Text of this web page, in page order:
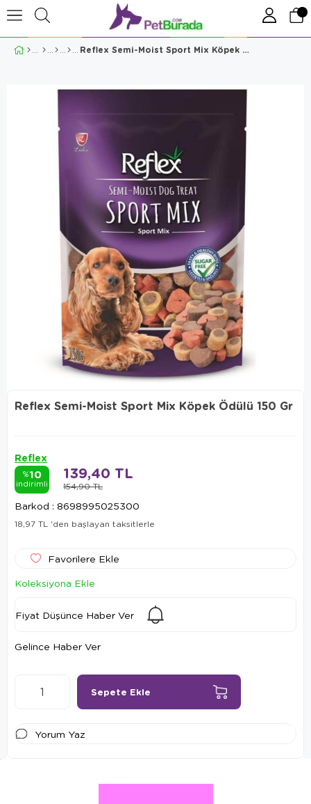
Reflex Semi-Moist Sport Mix Köpek Ödülü 150 Gr
Reflex Semi-Moist Sport Mix Köpek Ödülü 150 Gr
Reflex
%10
indirimli 154,90 TL
139,40 TL
Barkod : 8698995025300
18,97 TL 'den başlayan taksitlerle
Favorilere Ekle
Koleksiyona Ekle
Fiyat Düşünce Haber Ver
Gelince Haber Ver
Yorum Yaz